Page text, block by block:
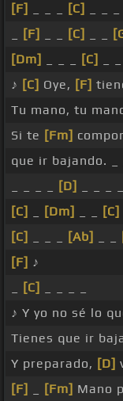
[F]
[C]
[F] [C]
[Dm]
[C]
♪ [C] Oye, [F]
Tu mano, tu
Si te [Fm]
que ir bajando. _
[D]
[C]
[Dm] [C]
[C]
[Ab]
[F] ♪
[C]
♪ Y yo no sé lo
Tienes que ir
Y preparado, [D]
[F]
[Fm] Mano